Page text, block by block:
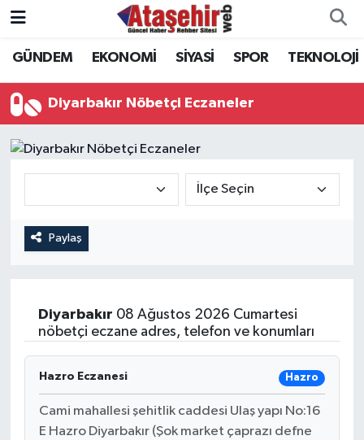
GÜNDEM EKONOMİ SİYASİ SPOR TEKNOLOJİ
Diyarbakır Nöbetçi Eczaneler
Paylaş
Diyarbakır 08 Ağustos 2026 Cumartesi
nöbetçi eczane adres, telefon ve konumları
Hazro Eczanesi Hazro
Cami mahallesi şehitlik caddesi Ulaş yapı No:16
E Hazro Diyarbakır (Şok market çaprazı defne
Hava Durumu
Trafik Durumu
Süper Lig Puan Durumu ve Fikstür
Son Dakika Haberleri